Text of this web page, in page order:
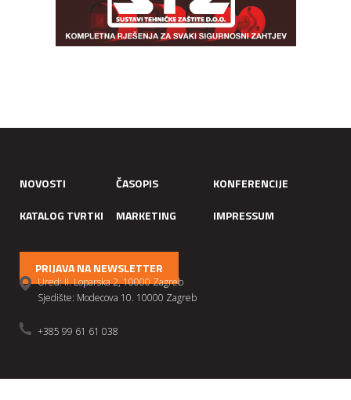
NOVOSTI ČASOPIS
KONFERENCIJE
KATALOG TVRTKI
MARKETING IMPRESSUM
PRIJAVA NA NEWSLETTER
Ured: II. Loparska 2, 10000 Zagreb
Sjedište: Modecova 10. 10000 Zagreb
+385 99 61 61 038